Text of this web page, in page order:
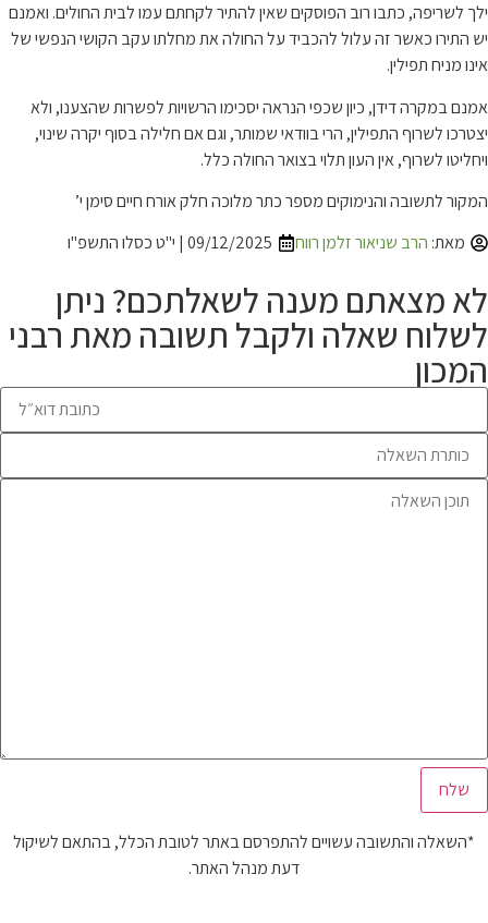
ילך לשריפה, כתבו רוב הפוסקים שאין להתיר לקחתם עמו לבית החולים. ואמנם
יש התירו כאשר זה עלול להכביד על החולה את מחלתו עקב הקושי הנפשי של
אינו מניח תפילין.
אמנם במקרה דידן, כיון שכפי הנראה יסכימו הרשויות לפשרות שהצענו, ולא
יצטרכו לשרוף התפילין, הרי בוודאי שמותר, וגם אם חלילה בסוף יקרה שינוי,
ויחליטו לשרוף, אין העון תלוי בצואר החולה כלל.
המקור לתשובה והנימוקים מספר כתר מלוכה חלק אורח חיים סימן י’
מאת: הרב שניאור זלמן רווח 09/12/2025 | י"ט כסלו התשפ"ו
לא מצאתם מענה לשאלתכם? ניתן
לשלוח שאלה ולקבל תשובה מאת רבני
המכון
*השאלה והתשובה עשויים להתפרסם באתר לטובת הכלל, בהתאם לשיקול
דעת מנהל האתר.